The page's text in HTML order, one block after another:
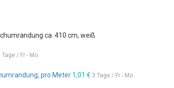
ca. 410 cm, weiß
Tage / Fr - Mo
pro Meter 1,01 € 3 Tage / Fr - Mo